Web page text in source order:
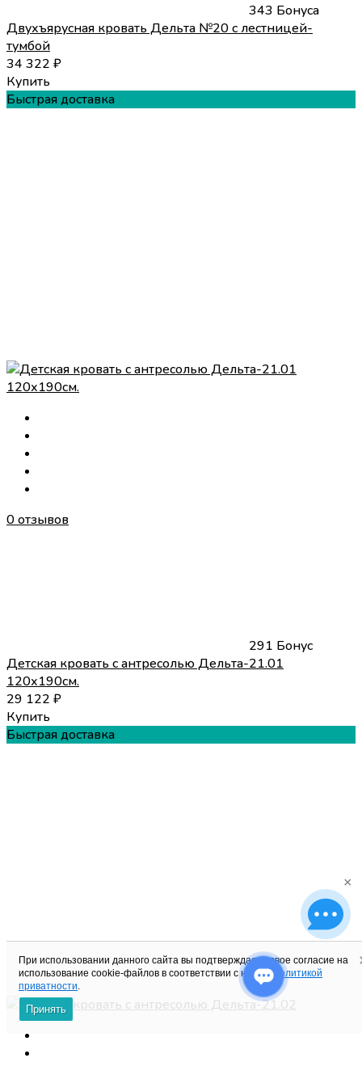
343 Бонуса
Двухъярусная кровать Дельта №20 с лестницей-
тумбой
34 322 ₽
Купить
Быстрая доставка
0 отзывов
291 Бонус
Детская кровать с антресолью Дельта-21.01
120х190см.
29 122 ₽
Купить
Быстрая доставка
При использовании данного сайта вы подтверждаете свое согласие на
использование cookie-файлов в соответствии с нашей политикой
приватности.
Принять
×